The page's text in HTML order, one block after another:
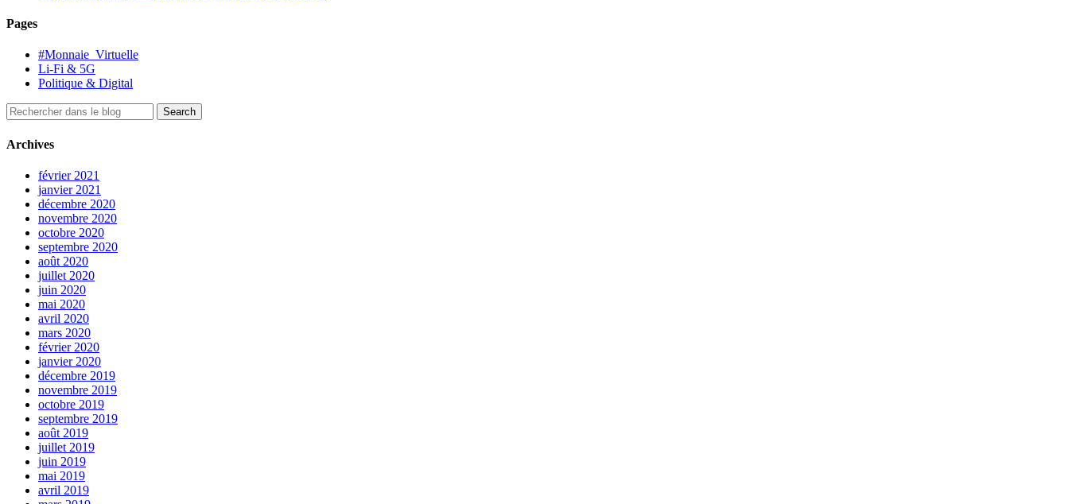
Pages
#Monnaie_Virtuelle
Li-Fi & 5G
Politique & Digital
Archives
février 2021
janvier 2021
décembre 2020
novembre 2020
octobre 2020
septembre 2020
août 2020
juillet 2020
juin 2020
mai 2020
avril 2020
mars 2020
février 2020
janvier 2020
décembre 2019
novembre 2019
octobre 2019
septembre 2019
août 2019
juillet 2019
juin 2019
mai 2019
avril 2019